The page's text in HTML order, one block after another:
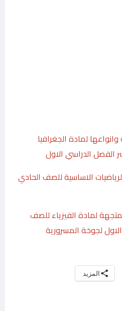
لمادة الجغرافيا
الفصل الدراسي الاول
الاساسية للصف الحادي
لمادة الفيزياء للصف
لجوخة المسرورية
المزيد